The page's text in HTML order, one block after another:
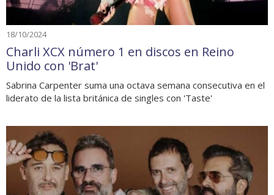
18/10/2024
Charli XCX número 1 en discos en Reino
Unido con 'Brat'
Sabrina Carpenter suma una octava semana consecutiva en el
liderato de la lista británica de singles con 'Taste'